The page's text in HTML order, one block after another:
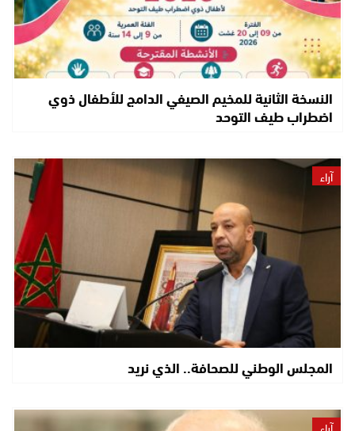
النسخة الثانية للمخيم الصيفي الدامج للأطفال ذوي
اضطراب طيف التوحد
آراء
المجلس الوطني للصحافة.. الذي نريد